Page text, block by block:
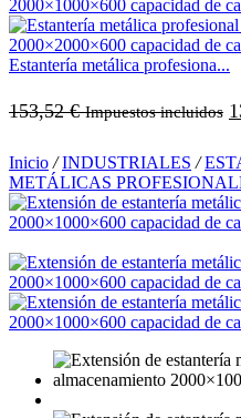
Estantería metálica profesiona...
153,52€ Impuestos incluidos
Inicio / INDUSTRIALES /
METÁLICAS